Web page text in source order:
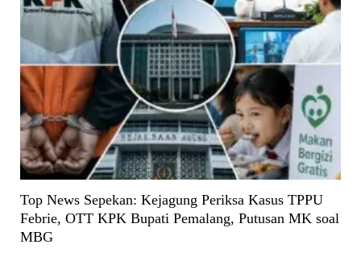
Top News Sepekan: Kejagung Periksa Kasus TPPU
Febrie, OTT KPK Bupati Pemalang, Putusan MK soal
MBG